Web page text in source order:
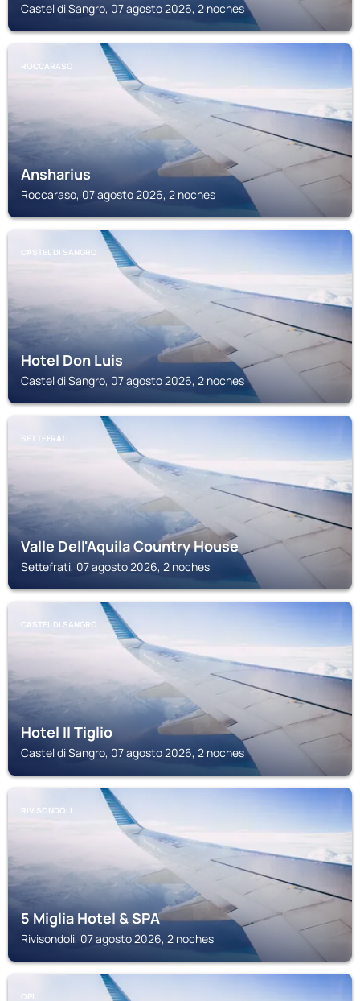
Castel di Sangro, 07 agosto 2026, 2 noches
ROCCARASO
Ansharius
Roccaraso, 07 agosto 2026, 2 noches
CASTEL DI SANGRO
Hotel Don Luis
Castel di Sangro, 07 agosto 2026, 2 noches
SETTEFRATI
Valle Dell'Aquila Country House
Settefrati, 07 agosto 2026, 2 noches
CASTEL DI SANGRO
Hotel Il Tiglio
Castel di Sangro, 07 agosto 2026, 2 noches
RIVISONDOLI
5 Miglia Hotel & SPA
Rivisondoli, 07 agosto 2026, 2 noches
OPI